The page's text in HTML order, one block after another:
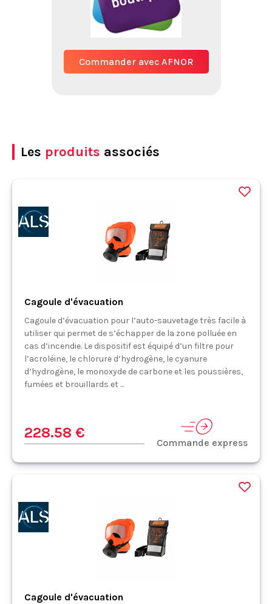
Commander avec AFNOR
Les produits associés
Cagoule d'évacuation
Cagoule d’évacuation pour l’auto-sauvetage très facile à
utiliser qui permet de s’échapper de la zone polluée en
cas d’incendie. Le dispositif est équipé d’un filtre pour
l’acroléine, le chlorure d’hydrogène, le cyanure
d’hydrogène, le monoxyde de carbone et les poussières,
fumées et brouillards et ...
228.58 €
Commande express
Cagoule d'évacuation